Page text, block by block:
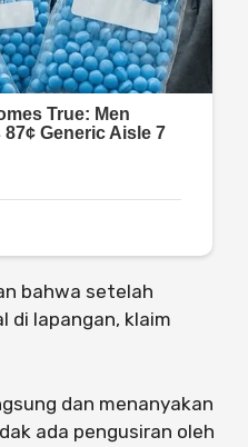
bahwa setelah
di lapangan, klaim
dan menanyakan
ada pengusiran oleh